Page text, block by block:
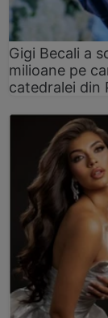
Gigi Becali a
milioane pe
catedralei din